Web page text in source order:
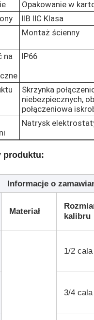
Opakowanie w
ⅡB ⅡC Klasa
Montaż ścienny
na
IP66
Skrzynka
niebezpiecznych,
połączeniowa
Natrysk
produktu:
Informacje o
Materiał
kalibru
1/2 cala
3/4 cala